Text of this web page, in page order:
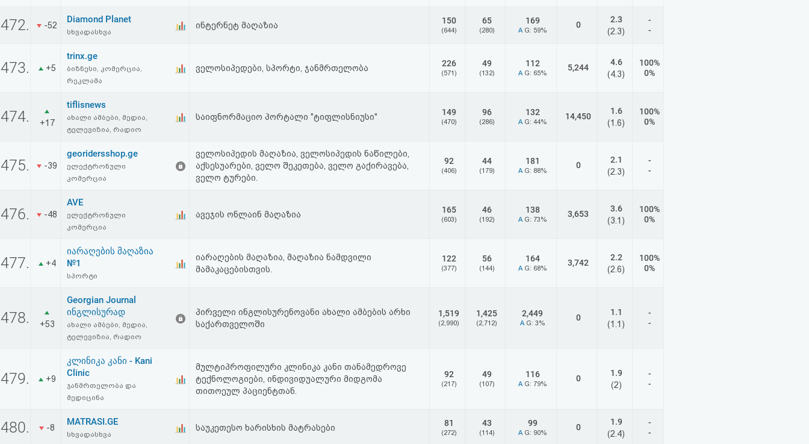
472. -52
Diamond Planet
სხვადასხვა
ინტერნეტ მაღაზია 150
(644)
65
(280)
169
A G: 59%
0
2.3
(2.3)
-
-
473. +5
trinx.ge
ბიზნესი, კომერცია,
რეკლამა
ველოსიპედები, სპორტი, ჯანმრთელობა 226
(571)
49
(132)
112
A G: 65%
5,244
4.6
(4.3)
100%
0%
474. +17
tiflisnews
ახალი ამბები, მედია,
ტელევიზია, რადიო
საიფნორმაციო პორტალი "ტიფლისნიუსი" 149
(470)
96
(286)
132
A G: 44%
14,450
1.6
(1.6)
100%
0%
475. -39
georidersshop.ge
ელექტრონული
კომერცია
ველოსიპედის მაღაზია, ველოსიპედის ნაწილები,
აქსესუარები, ველო შეკეთება, ველო გაქირავება,
ველო ტურები.
92
(406)
44
(179)
181
A G: 88%
0
2.1
(2.3)
-
-
476. -48
AVE
ელექტრონული
კომერცია
ავეჯის ონლაინ მაღაზია 165
(603)
46
(192)
138
A G: 73%
3,653
3.6
(3.1)
100%
0%
477. +4
იარაღების მაღაზია
№1
სპორტი
იარაღების მაღაზია, მაღაზია ნამდვილი
მამაკაცებისთვის.
122
(377)
56
(144)
164
A G: 68%
3,742
2.2
(2.6)
100%
0%
478. +53
Georgian Journal
ინგლისურად
ახალი ამბები, მედია,
ტელევიზია, რადიო
პირველი ინგლისურენოვანი ახალი ამბების არხი
საქართველოში
1,519
(2,990)
1,425
(2,712)
2,449
A G: 3%
0
1.1
(1.1)
-
-
479. +9
კლინიკა კანი - Kani
Clinic
ჯანმრთელობა და
მედიცინა
მულტიპროფილური კლინიკა კანი თანამედროვე
ტექნოლოგიები, ინდივიდუალური მიდგომა
თითოეულ პაციენტთან.
92
(217)
49
(107)
116
A G: 79%
0
1.9
(2)
-
-
480. -8
MATRASI.GE
სხვადასხვა
საუკეთესო ხარისხის მატრასები 81
(272)
43
(114)
99
A G: 90%
0
1.9
(2.4)
-
-